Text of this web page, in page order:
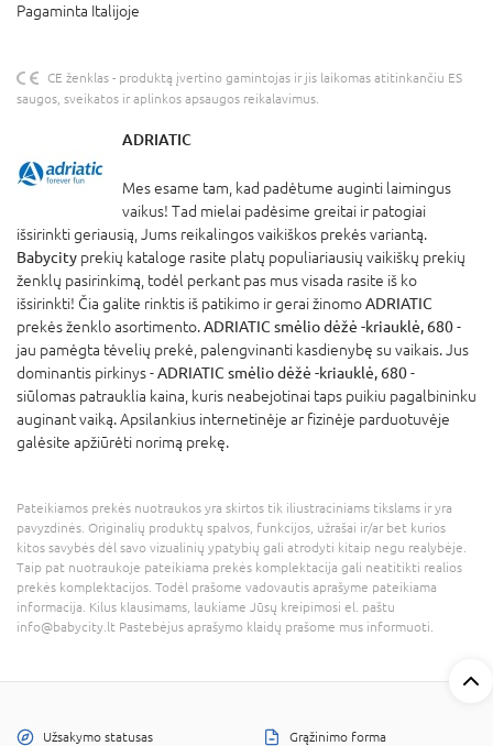
Pagaminta Italijoje
CE ženklas - produktą įvertino gamintojas ir jis laikomas atitinkančiu ES
saugos, sveikatos ir aplinkos apsaugos reikalavimus.
ADRIATIC
Mes esame tam, kad padėtume auginti laimingus
vaikus! Tad mielai padėsime greitai ir patogiai
išsirinkti geriausią, Jums reikalingos vaikiškos prekės variantą.
Babycity prekių kataloge rasite platų populiariausių vaikiškų prekių
ženklų pasirinkimą, todėl perkant pas mus visada rasite iš ko
išsirinkti! Čia galite rinktis iš patikimo ir gerai žinomoADRIATIC
prekės ženklo asortimento.ADRIATIC smėlio dėžė -kriauklė, 680-
jau pamėgta tėvelių prekė, palengvinanti kasdienybę su vaikais. Jus
dominantis pirkinys -ADRIATIC smėlio dėžė -kriauklė, 680-
siūlomas patrauklia kaina, kuris neabejotinai taps puikiu pagalbininku
auginant vaiką. Apsilankius internetinėje ar fizinėje parduotuvėje
galėsite apžiūrėti norimą prekę.
Pateikiamos prekės nuotraukos yra skirtos tik iliustraciniams tikslams ir yra
pavyzdinės. Originalių produktų spalvos, funkcijos, užrašai ir/ar bet kurios
kitos savybės dėl savo vizualinių ypatybių gali atrodyti kitaip negu realybėje.
Taip pat nuotraukoje pateikiama prekės komplektacija gali neatitikti realios
prekės komplektacijos. Todėl prašome vadovautis aprašyme pateikiama
informacija. Kilus klausimams, laukiame Jūsų kreipimosi el. paštu
info@babycity.lt Pastebėjus aprašymo klaidų prašome mus informuoti.
Užsakymo statusas Grąžinimo forma